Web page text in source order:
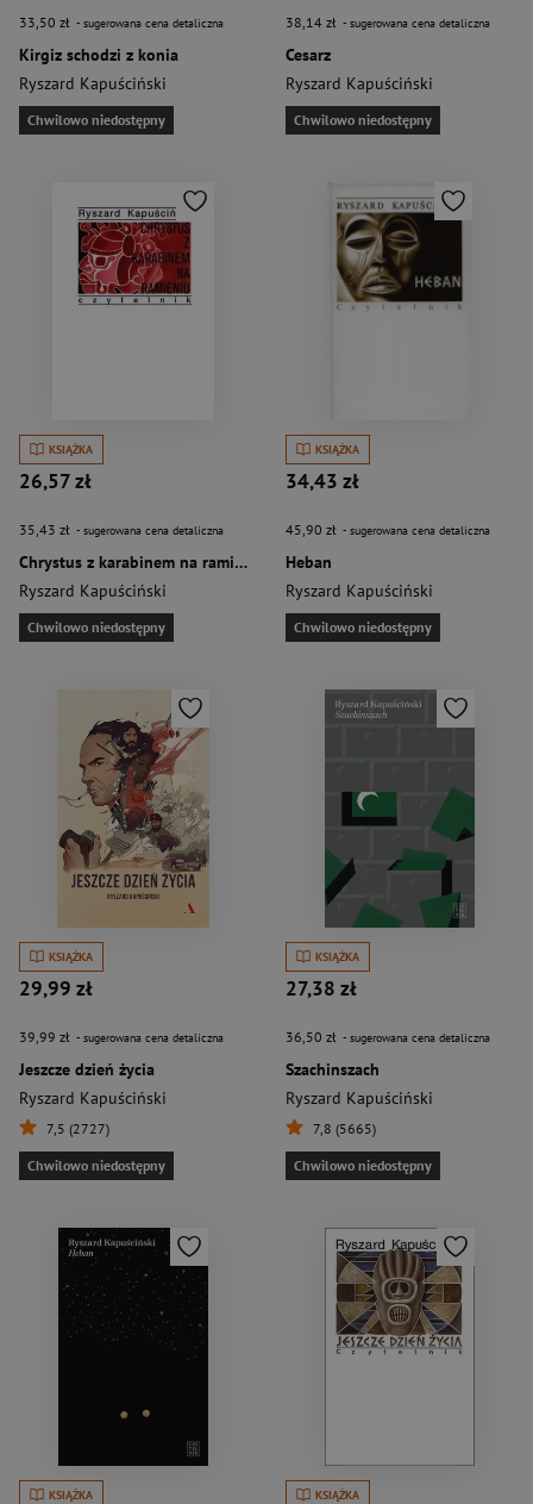
33,50 zł - sugerowana cena detaliczna
Kirgiz schodzi z konia
Ryszard Kapuściński
Chwilowo niedostępny
38,14 zł - sugerowana cena detaliczna
Cesarz
Ryszard Kapuściński
Chwilowo niedostępny
KSIĄŻKA
26,57 zł
35,43 zł - sugerowana cena detaliczna
Chrystus z karabinem na ramieniu
Ryszard Kapuściński
Chwilowo niedostępny
KSIĄŻKA
34,43 zł
45,90 zł - sugerowana cena detaliczna
Heban
Ryszard Kapuściński
Chwilowo niedostępny
KSIĄŻKA
29,99 zł
39,99 zł - sugerowana cena detaliczna
Jeszcze dzień życia
Ryszard Kapuściński
7,5 (2727)
Chwilowo niedostępny
KSIĄŻKA
27,38 zł
36,50 zł - sugerowana cena detaliczna
Szachinszach
Ryszard Kapuściński
7,8 (5665)
Chwilowo niedostępny
KSIĄŻKA KSIĄŻKA